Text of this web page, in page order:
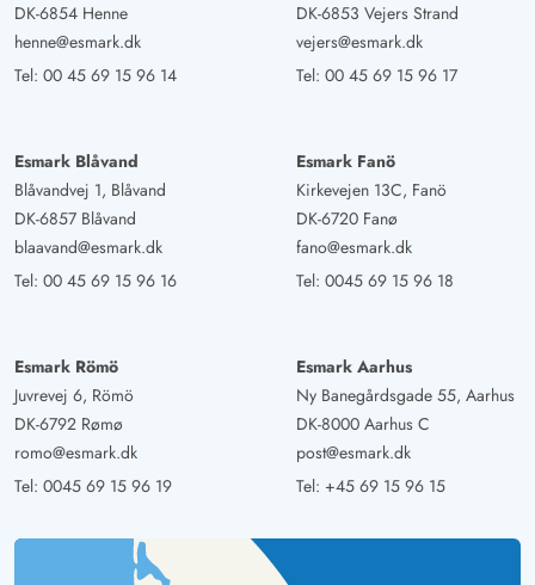
DK-6854 Henne
henne@esmark.dk
Tel: 00 45 69 15 96 14
DK-6853 Vejers Strand
vejers@esmark.dk
Tel: 00 45 69 15 96 17
Esmark Blåvand
Blåvandvej 1, Blåvand
DK-6857 Blåvand
blaavand@esmark.dk
Tel: 00 45 69 15 96 16
Esmark Fanö
Kirkevejen 13C, Fanö
DK-6720 Fanø
fano@esmark.dk
Tel: 0045 69 15 96 18
Esmark Römö
Juvrevej 6, Römö
DK-6792 Rømø
romo@esmark.dk
Tel: 0045 69 15 96 19
Esmark Aarhus
Ny Banegårdsgade 55, Aarhus
DK-8000 Aarhus C
post@esmark.dk
Tel: +45 69 15 96 15